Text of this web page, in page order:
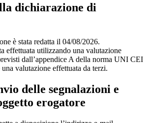
dichiarazione di
è stata redatta il 04/08/2026.
effettuata utilizzando una valutazione
dall’appendice A della norma UNI CEI
valutazione effettuata da terzi.
delle segnalazioni e
erogatore